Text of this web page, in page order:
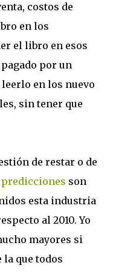
costos de
en los
el libro en esos
por un
en los nuevo
sin tener que
de restar o de
predicciones son
esta industria
al 2010. Yo
mayores si
que todos